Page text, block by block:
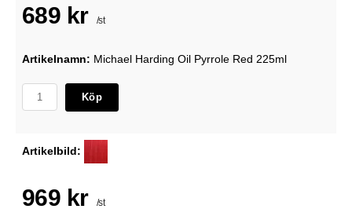
689 kr /st
Artikelnamn: Michael Harding Oil Pyrrole Red 225ml
Köp
Artikelbild:
969 kr /st